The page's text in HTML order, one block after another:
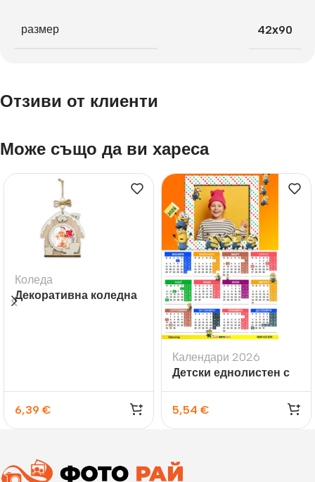
размер 42х90
Отзиви от клиенти
Може също да ви хареса
Коледа
Декоративна коледна
висулка с място за
6,39 €
Календари 2026
Детски еднолистен с
Миньони
5,54 €